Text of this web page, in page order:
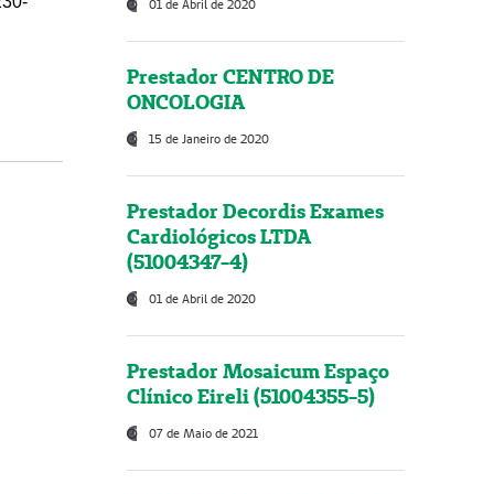
01 de Abril de 2020
Prestador CENTRO DE
ONCOLOGIA
15 de Janeiro de 2020
Prestador Decordis Exames
Cardiológicos LTDA
(51004347-4)
01 de Abril de 2020
Prestador Mosaicum Espaço
Clínico Eireli (51004355-5)
07 de Maio de 2021